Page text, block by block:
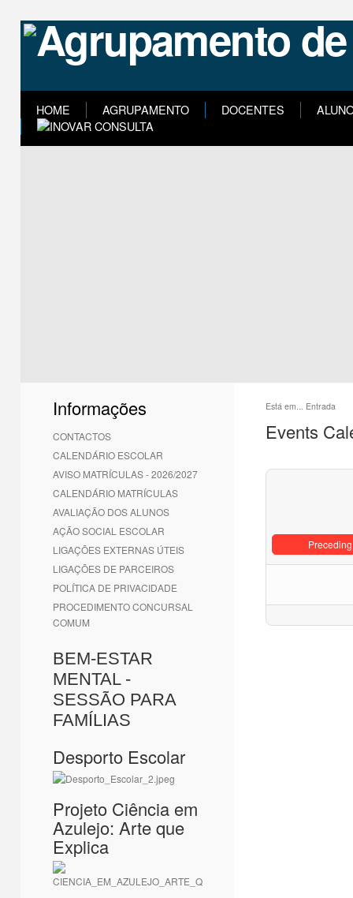
HOME AGRUPAMENTO DOCENTES
Informações
CONTACTOS
CALENDÁRIO ESCOLAR
AVISO MATRÍCULAS - 2026/2027
CALENDÁRIO MATRÍCULAS
AVALIAÇÃO DOS ALUNOS
AÇÃO SOCIAL ESCOLAR
LIGAÇÕES EXTERNAS ÚTEIS
LIGAÇÕES DE PARCEIROS
POLÍTICA DE PRIVACIDADE
PROCEDIMENTO CONCURSAL
COMUM
BEM-ESTAR
MENTAL -
SESSÃO PARA
FAMÍLIAS
Desporto Escolar
Projeto Ciência em
Azulejo: Arte que
Explica
Está em... Entrada
Events